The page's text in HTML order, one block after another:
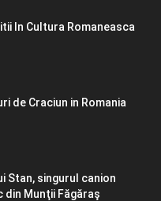
In Cultura Romaneasca
de Craciun in Romania
Stan, singurul canion
Munţii Făgăraş